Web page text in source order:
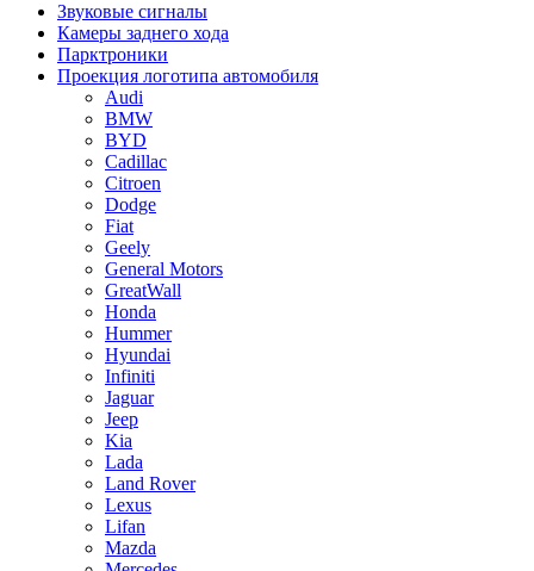
Звуковые сигналы
Камеры заднего хода
Парктроники
Проекция логотипа автомобиля
Audi
BMW
BYD
Cadillac
Citroen
Dodge
Fiat
Geely
General Motors
GreatWall
Honda
Hummer
Hyundai
Infiniti
Jaguar
Jeep
Kia
Lada
Land Rover
Lexus
Lifan
Mazda